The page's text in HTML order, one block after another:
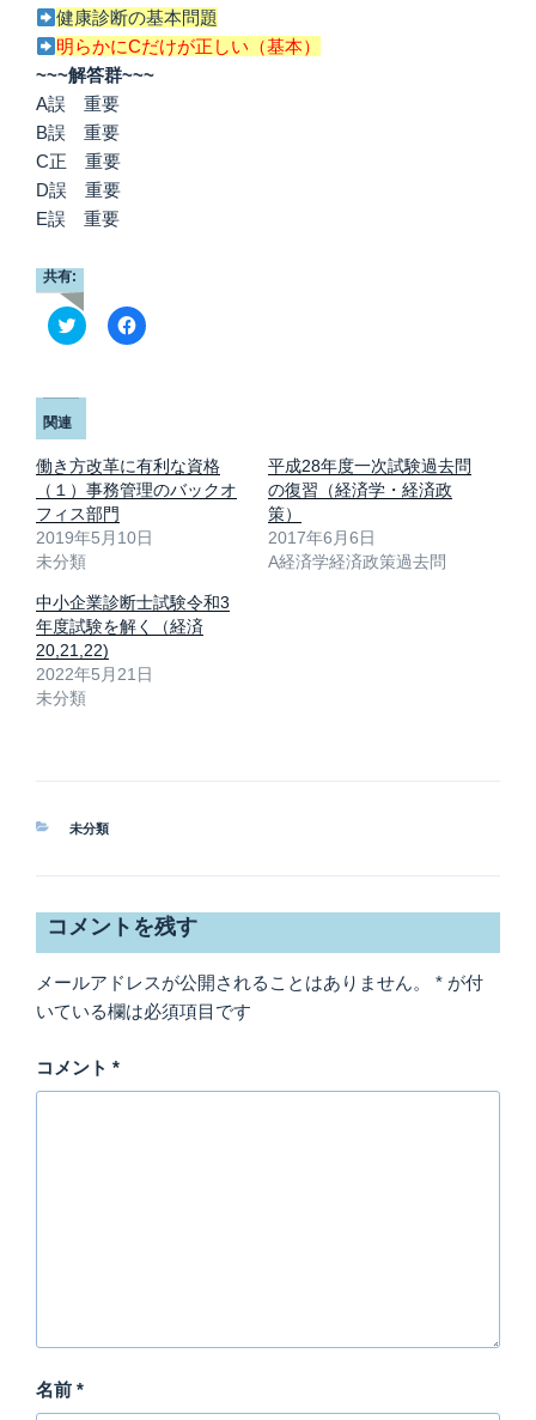
健康診断の基本問題
明らかにCだけが正しい（基本）
~~~解答群~~~
A誤 重要
B誤 重要
C正 重要
D誤 重要
E誤 重要
共有:
ク
リ
て
i
t
t
e
r
で
共
有
(
し
い
ウ
ィ
ン
ド
ウ
で
)
F
a
共
有
す
は
ク
し
て
だ
さ
ィ
き
す
)
関連
働き方改革に有利な資格
（１）事務管理のバックオ
フィス部門
2019年5月10日
未分類
平成28年度一次試験過去問
の復習（経済学・経済政
策）
2017年6月6日
A経済学経済政策過去問
中小企業診断士試験令和3
年度試験を解く（経済
20,21,22)
2022年5月21日
未分類
カ
ー
未分類
コメントを残す
メールアドレスが公開されることはありません。 * が付
いている欄は必須項目です
コメント *
名前 *